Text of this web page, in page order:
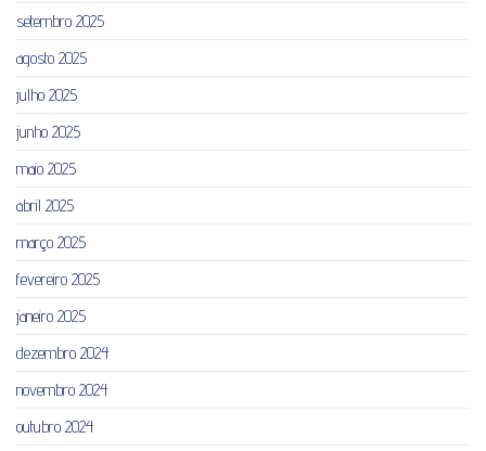
setembro 2025
agosto 2025
julho 2025
junho 2025
maio 2025
abril 2025
março 2025
fevereiro 2025
janeiro 2025
dezembro 2024
novembro 2024
outubro 2024